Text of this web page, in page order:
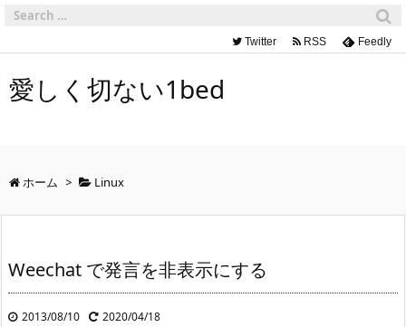
Twitter RSS Feedly
愛しく切ない1bed
ホーム > Linux
Weechat で発言を非表示にする
2013/08/10 2020/04/18